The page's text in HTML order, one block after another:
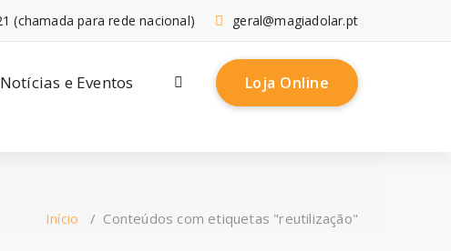
geral@magiadolar.pt
(chamada para rede nacional)
Notícias e Eventos Loja Online
Início / Conteúdos com etiquetas "reutilização"